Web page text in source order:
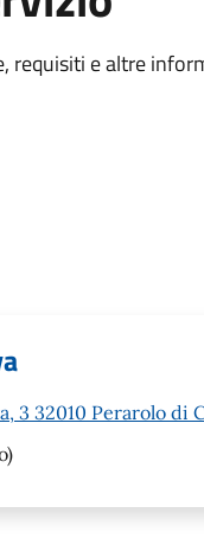
requisiti e altre
3 32010 Perarolo di